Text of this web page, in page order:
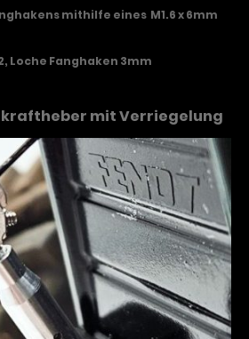
mithilfe eines M1.6 x 6mm
Loche Fanghaken 3mm
mit Verriegelung